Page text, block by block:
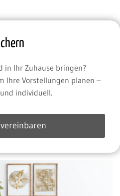
in Ihr Zuhause bringen?
Ihre Vorstellungen planen –
individuell.